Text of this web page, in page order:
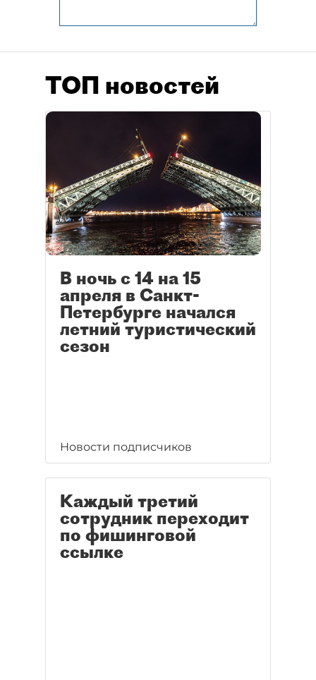
ТОП новостей
В ночь с 14 на 15
апреля в Санкт-
Петербурге начался
летний туристический
сезон
Новости подписчиков
Каждый третий
сотрудник переходит
по фишинговой
ссылке